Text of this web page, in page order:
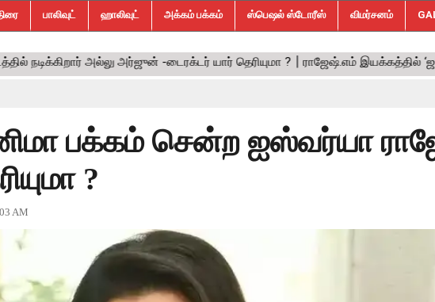
பாலிவுட் ஹாலிவுட் அக்கம் பக்கம் ஸ்பெஷல் ஸ்டோரீஸ் விமர்சனம்
பக்கம் சென்ற ஐஸ்வர்யா
?
AM